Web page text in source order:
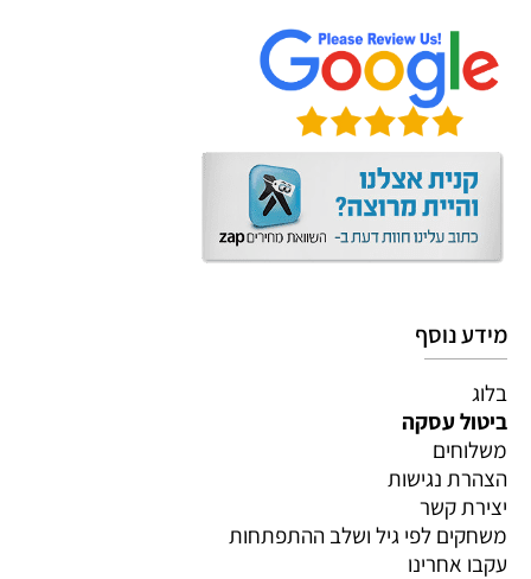
מידע נוסף
בלוג
ביטול עסקה
משלוחים
הצהרת נגישות
יצירת קשר
משחקים לפי גיל ושלב ההתפתחות
עקבו אחרינו